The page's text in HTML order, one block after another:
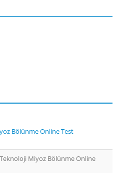
Bölünme Online Test
Teknoloji Miyoz Bölünme Online